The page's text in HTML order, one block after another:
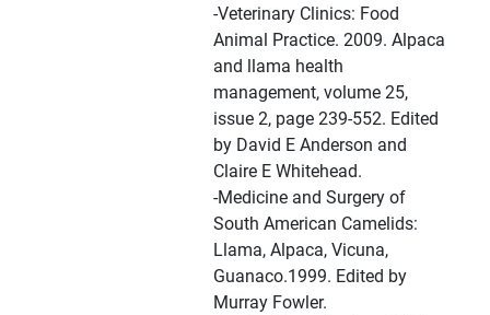
-Veterinary Clinics: Food
Animal Practice. 2009. Alpaca
and llama health
management, volume 25,
issue 2, page 239-552. Edited
by David E Anderson and
Claire E Whitehead.
-Medicine and Surgery of
South American Camelids:
Llama, Alpaca, Vicuna,
Guanaco.1999. Edited by
Murray Fowler.